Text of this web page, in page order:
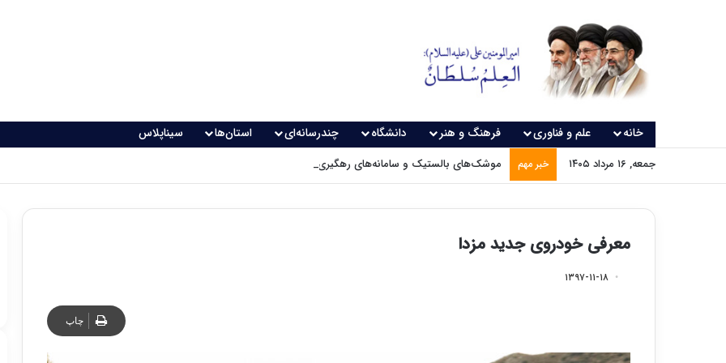
خانه علم و فناوری فرهنگ و هنر دانشگاه چندرسانه‌ای استان‌ها سیناپلاس
جمعه, ۱۶ مرداد ۱۴۰۵ خبر مهم موشک‌های بالستیک و سامانه‌های رهگیری پدافندی چگونه کار می کنند؟
معرفی خودروی جدید مزدا
۱۳۹۷-۱۱-۱۸
چاپ